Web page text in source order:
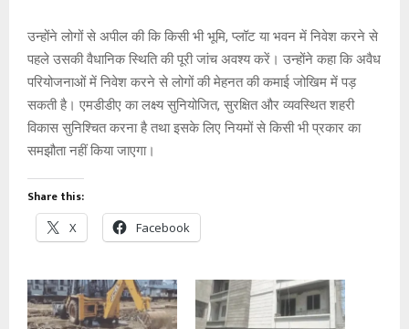
उन्होंने लोगों से अपील की कि किसी भी भूमि, प्लॉट या भवन में निवेश करने से
पहले उसकी वैधानिक स्थिति की पूरी जांच अवश्य करें। उन्होंने कहा कि अवैध
परियोजनाओं में निवेश करने से लोगों की मेहनत की कमाई जोखिम में पड़
सकती है। एमडीडीए का लक्ष्य सुनियोजित, सुरक्षित और व्यवस्थित शहरी
विकास सुनिश्चित करना है तथा इसके लिए नियमों से किसी भी प्रकार का
समझौता नहीं किया जाएगा।
Share this:
X Facebook